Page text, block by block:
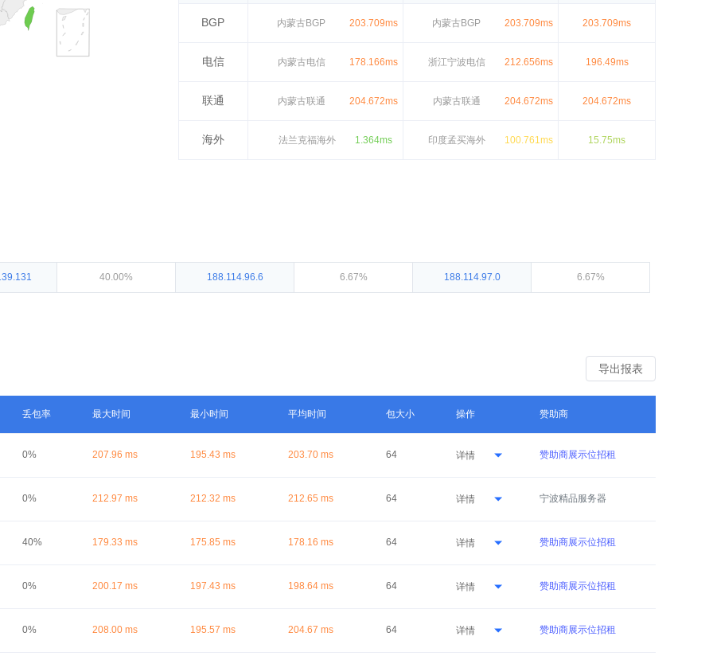
BGP 内蒙古BGP 203.709ms 内蒙古BGP 203.709ms 203.709ms
电信 内蒙古电信 178.166ms 浙江宁波电信 212.656ms 196.49ms
联通 内蒙古联通 204.672ms 内蒙古联通 204.672ms 204.672ms
海外 法兰克福海外 1.364ms 印度孟买海外 100.761ms 15.75ms
40.00% 188.114.96.6 6.67% 188.114.97.0 6.67%
导出报表
丢包率 最大时间 最小时间 平均时间 包大小 操作 赞助商
0% 207.96 ms 195.43 ms 203.70 ms 64 详情 赞助商展示位招租
0% 212.97 ms 212.32 ms 212.65 ms 64 详情 宁波精品服务器
40% 179.33 ms 175.85 ms 178.16 ms 64 详情 赞助商展示位招租
0% 200.17 ms 197.43 ms 198.64 ms 64 详情 赞助商展示位招租
0% 208.00 ms 195.57 ms 204.67 ms 64 详情 赞助商展示位招租